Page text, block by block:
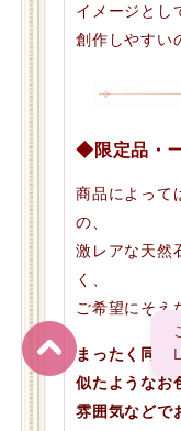
イメージとし
創作しやすい
◆限定品・
商品によって
の、
激レアな天然
く、
ご希望にそえ
まったく同じ
似たようなお
雰囲気などで